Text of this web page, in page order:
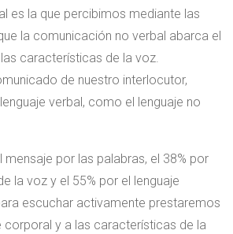
es la que percibimos mediante las
la comunicación no verbal abarca el
características de la voz.
de nuestro interlocutor,
verbal, como el lenguaje no
mensaje por las palabras, el 38% por
la voz y el 55% por el lenguaje
escuchar activamente prestaremos
corporal y a las características de la